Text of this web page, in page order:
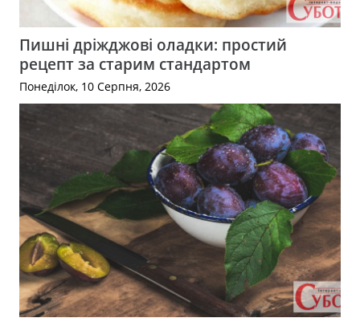
Пишні дріжджові оладки: простий
рецепт за старим стандартом
Понеділок, 10 Серпня, 2026